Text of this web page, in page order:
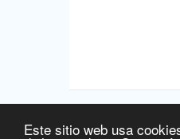
Este sitio web usa
Fuente de la